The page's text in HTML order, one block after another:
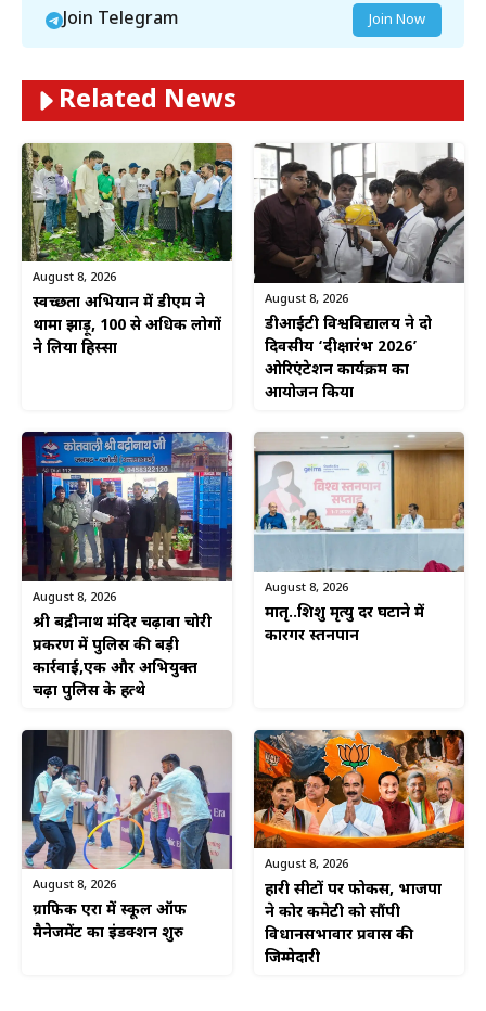
Join Telegram Join Now
Related News
August 8, 2026
स्वच्छता अभियान में डीएम ने
थामा झाड़ू, 100 से अधिक लोगों
ने लिया हिस्सा
August 8, 2026
डीआईटी विश्वविद्यालय ने दो
दिवसीय ‘दीक्षारंभ 2026’
ओरिएंटेशन कार्यक्रम का
आयोजन किया
August 8, 2026
श्री बद्रीनाथ मंदिर चढ़ावा चोरी
प्रकरण में पुलिस की बड़ी
कार्रवाई,एक और अभियुक्त
चढ़ा पुलिस के हत्थे
August 8, 2026
मातृ..शिशु मृत्यु दर घटाने में
कारगर स्तनपान
August 8, 2026
ग्राफिक एरा में स्कूल ऑफ
मैनेजमेंट का इंडक्शन शुरु
August 8, 2026
हारी सीटों पर फोकस, भाजपा
ने कोर कमेटी को सौंपी
विधानसभावार प्रवास की
जिम्मेदारी